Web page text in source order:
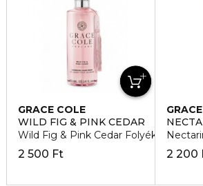
GRACE COLE
WILD FIG & PINK CEDAR
Wild Fig & Pink Cedar Folyékony
2 500 Ft 2 200